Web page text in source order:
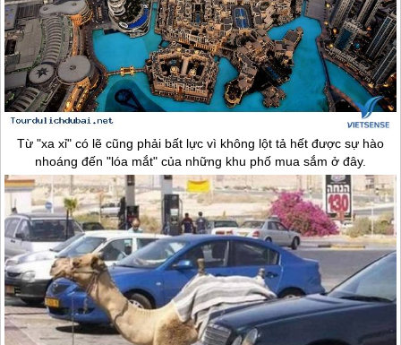
Từ "xa xỉ" có lẽ cũng phải bất lực vì không lột tả hết được sự hào
nhoáng đến "lóa mắt" của những khu phố mua sắm ở đây.